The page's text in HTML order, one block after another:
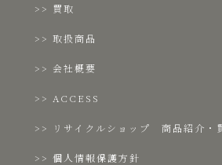
買取
取扱商品
会社概要
ACCESS
リサイクルショップ 商品紹介・
個人情報保護方針